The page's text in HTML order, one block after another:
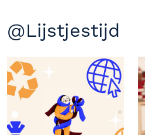
@Lijstjestijd